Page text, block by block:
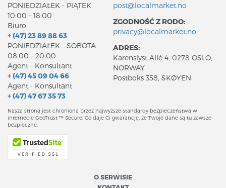
PONIEDZIAŁEK - PIĄTEK
10:00 - 18:00
Biuro
+ (47) 23 89 88 63
PONIEDZIAŁEK - SOBOTA
08:00 - 20:00
Agent - Konsultant
+ (47) 45 09 04 66
Agent - Konsultant
+ (47) 47 67 35 73
post@localmarket.no
ZGODNOŚĆ Z RODO:
privacy@localmarket.no
ADRES:
Karenslyst Allé 4, 0278 OSLO,
NORWAY
Postboks 358, SKØYEN
Nasza strona jest chroniona przez najwyższe standardy bezpieczeństwa w
internecie GeoTrust ™ Secure. Co daje Ci gwarancję, że Twoje dane są tu zawsze
bezpieczne.
O SERWISIE
KONTAKT